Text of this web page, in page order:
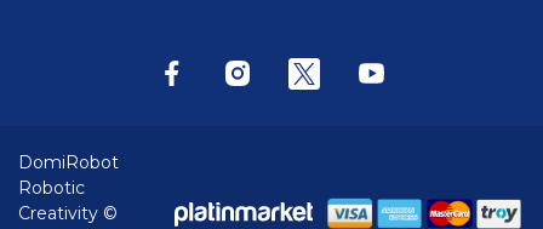
DomiRobot
Robotic
Creativity ©